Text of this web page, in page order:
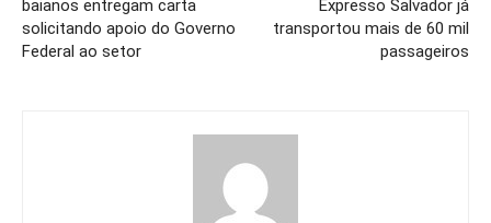
baianos entregam carta
solicitando apoio do Governo
Federal ao setor
Expresso Salvador já
transportou mais de 60 mil
passageiros